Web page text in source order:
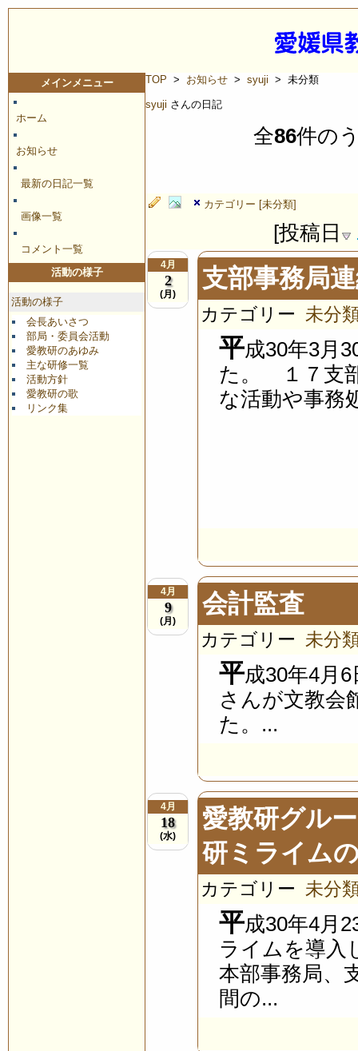
メインメニュー
ホーム
お知らせ
最新の日記一覧
画像一覧
コメント一覧
活動の様子
活動の様子
会長あいさつ
部局・委員会活動
愛教研のあゆみ
主な研修一覧
活動方針
愛教研の歌
リンク集
TOP > お知らせ > syuji > 未分類
syuji さんの日記
全86件の
カテゴリー [未分類]
[投稿日
4月
2
(月)
支部事務局
カテゴリー 未分
平成30年3月
た。 １７支
な活動や事務
4月
9
(月)
会計監査
カテゴリー 未分
平成30年4月
さんが文教会
た。...
4月
18
(水)
愛教研グル
研ミライム
カテゴリー 未分
平成30年4月
ライムを導
本部事務局、
間の...